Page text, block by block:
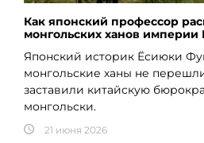
Как японский профессор
монгольских ханов
Японский историк Ёсиюки
монгольские ханы не
заставили китайскую
монгольски.
21 июня 2026